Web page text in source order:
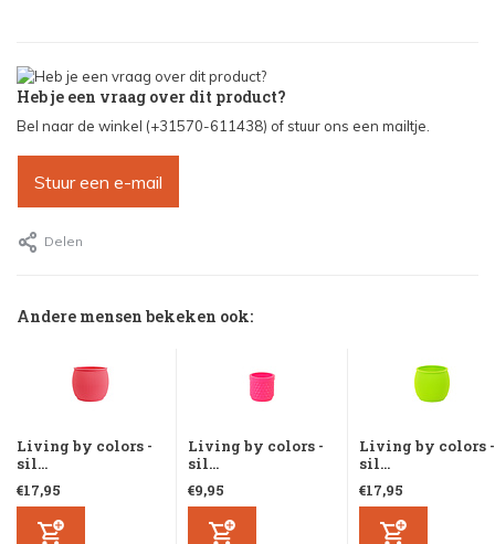
Heb je een vraag over dit product?
Bel naar de winkel (+31570-611438) of stuur ons een mailtje.
Stuur een e-mail
Delen
Andere mensen bekeken ook:
Living by colors -
sil...
€17,95
Living by colors -
sil...
€9,95
Living by colors -
sil...
€17,95